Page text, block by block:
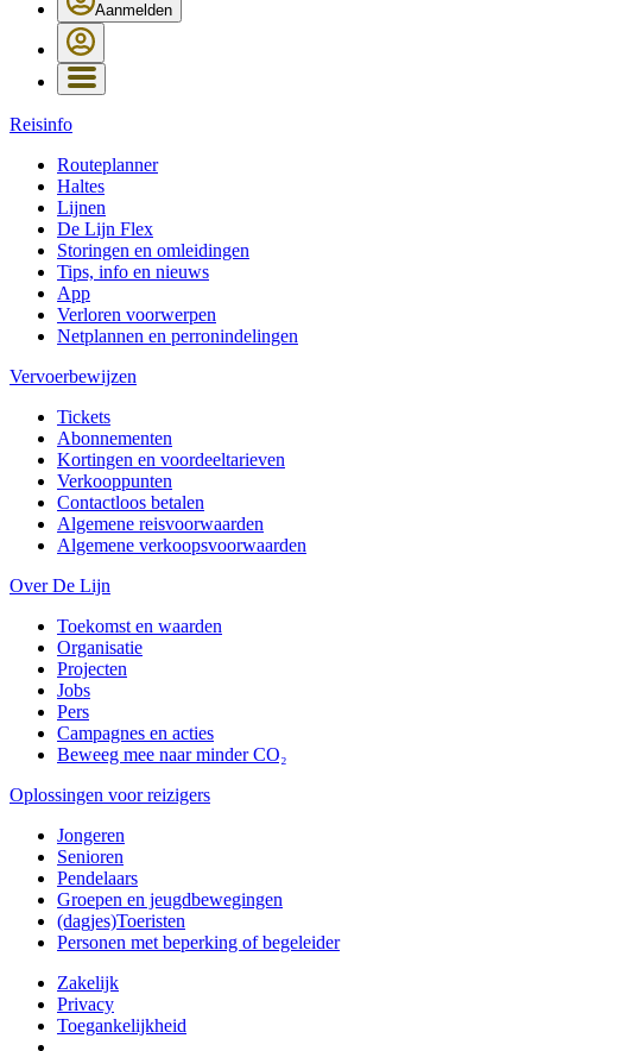
Aanmelden
Reisinfo
Routeplanner
Haltes
Lijnen
De Lijn Flex
Storingen en omleidingen
Tips, info en nieuws
App
Verloren voorwerpen
Netplannen en perronindelingen
Vervoerbewijzen
Tickets
Abonnementen
Kortingen en voordeeltarieven
Verkooppunten
Contactloos betalen
Algemene reisvoorwaarden
Algemene verkoopsvoorwaarden
Over De Lijn
Toekomst en waarden
Organisatie
Projecten
Jobs
Pers
Campagnes en acties
Beweeg mee naar minder CO₂
Oplossingen voor reizigers
Jongeren
Senioren
Pendelaars
Groepen en jeugdbewegingen
(dagjes)Toeristen
Personen met beperking of begeleider
Zakelijk
Privacy
Toegankelijkheid